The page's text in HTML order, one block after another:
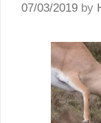
07/03/2019 by